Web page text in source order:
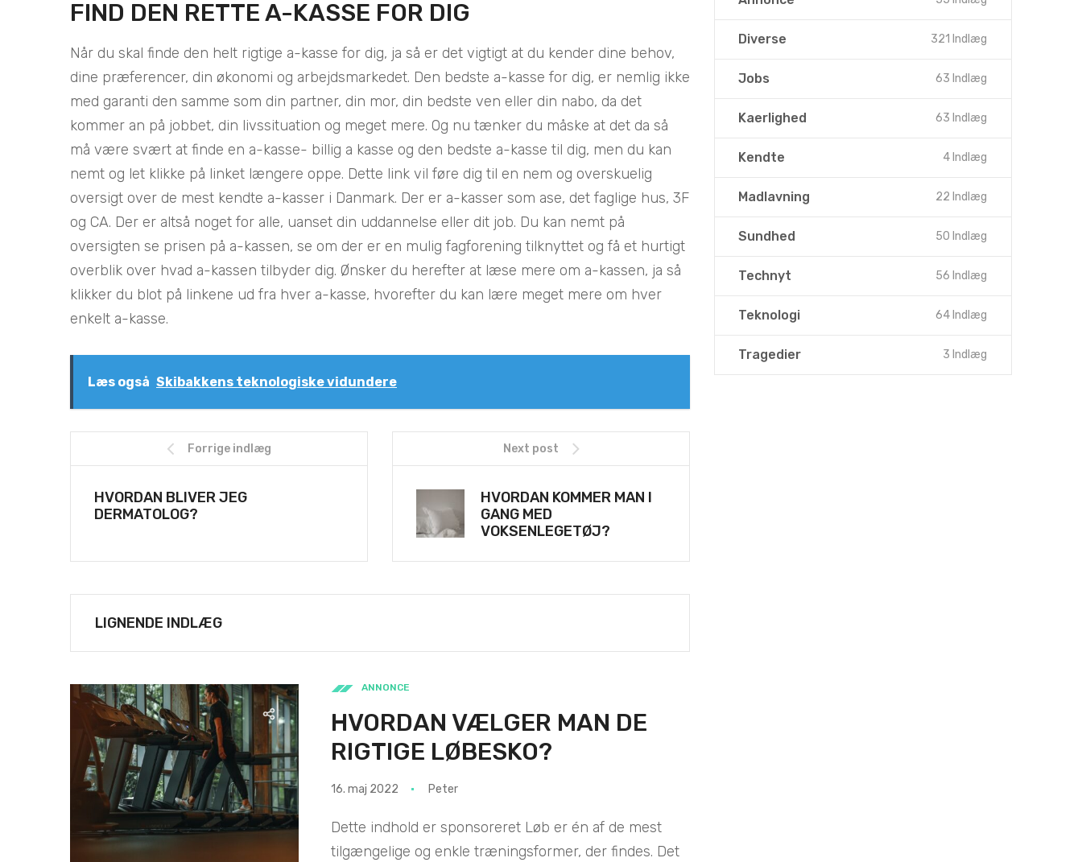
FIND DEN RETTE A-KASSE FOR DIG
Når du skal finde den helt rigtige a-kasse for dig, ja så er det vigtigt at du kender dine behov,
dine præferencer, din økonomi og arbejdsmarkedet. Den bedste a-kasse for dig, er nemlig ikke
med garanti den samme som din partner, din mor, din bedste ven eller din nabo, da det
kommer an på jobbet, din livssituation og meget mere. Og nu tænker du måske at det da så
må være svært at finde en a-kasse- billig a kasse og den bedste a-kasse til dig, men du kan
nemt og let klikke på linket længere oppe. Dette link vil føre dig til en nem og overskuelig
oversigt over de mest kendte a-kasser i Danmark. Der er a-kasser som ase, det faglige hus, 3F
og CA. Der er altså noget for alle, uanset din uddannelse eller dit job. Du kan nemt på
oversigten se prisen på a-kassen, se om der er en mulig fagforening tilknyttet og få et hurtigt
overblik over hvad a-kassen tilbyder dig. Ønsker du herefter at læse mere om a-kassen, ja så
klikker du blot på linkene ud fra hver a-kasse, hvorefter du kan lære meget mere om hver
enkelt a-kasse.
Læs også Skibakkens teknologiske vidundere
Forrige indlæg
HVORDAN BLIVER JEG
DERMATOLOG?
Next post
HVORDAN KOMMER MAN I
GANG MED
VOKSENLEGETØJ?
LIGNENDE INDLÆG
ANNONCE
HVORDAN VÆLGER MAN DE
RIGTIGE LØBESKO?
16. maj 2022 Peter
Dette indhold er sponsoreret Løb er én af de mest
tilgængelige og enkle træningsformer, der findes. Det
Diverse 321 Indlæg
Jobs 63 Indlæg
Kaerlighed 63 Indlæg
Kendte 4 Indlæg
Madlavning 22 Indlæg
Sundhed 50 Indlæg
Technyt 56 Indlæg
Teknologi 64 Indlæg
Tragedier 3 Indlæg